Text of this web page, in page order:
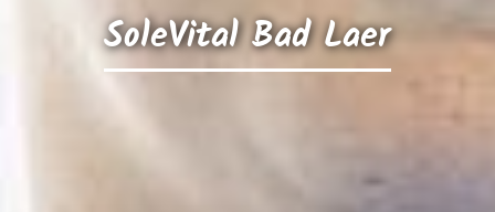
SoleVital Bad Laer